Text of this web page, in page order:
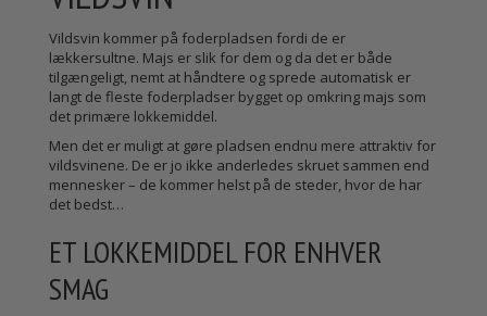
Vildsvin kommer på foderpladsen fordi de er
lækkersultne. Majs er slik for dem og da det er både
tilgængeligt, nemt at håndtere og sprede automatisk er
langt de fleste foderpladser bygget op omkring majs som
det primære lokkemiddel.
Men det er muligt at gøre pladsen endnu mere attraktiv for
vildsvinene. De er jo ikke anderledes skruet sammen end
mennesker – de kommer helst på de steder, hvor de har
det bedst…
ET LOKKEMIDDEL FOR ENHVER
SMAG